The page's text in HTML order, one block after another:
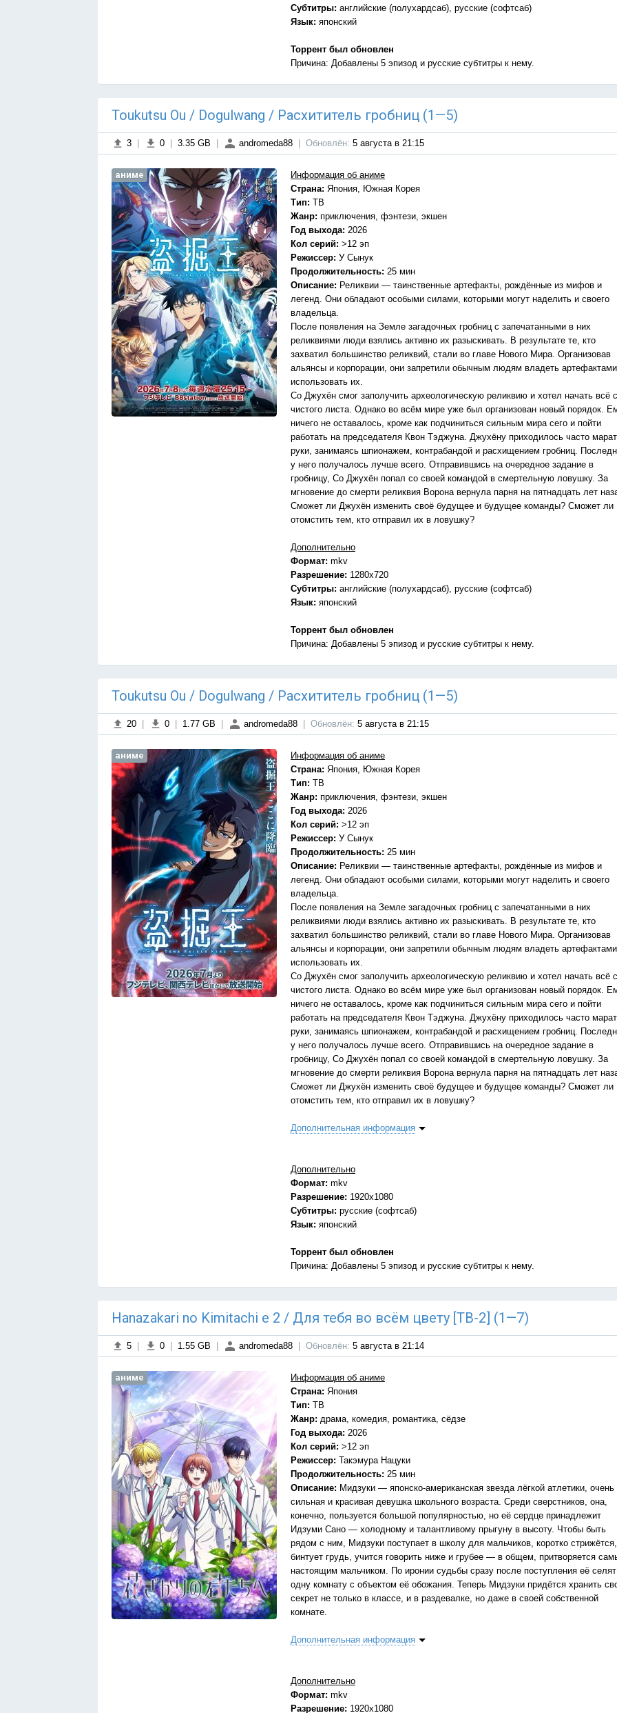
Субтитры: английские (полухардсаб), русские (софтсаб)
Язык: японский
Торрент был обновлен
Причина: Добавлены 5 эпизод и русские субтитры к нему.
Тоukutsu Оu / Dogulwang / Расхититель гробниц (1—5)
3 0 3.35 GB andromeda88 Обновлён: 5 августа в 21:15
аниме
Информация об аниме
Страна: Япония, Южная Корея
Тип: ТВ
Жанр: приключения, фэнтези, экшен
Год выхода: 2026
Кол серий: >12 эп
Режиссер: У Сынук
Продолжительность: 25 мин
Описание: Реликвии — таинственные артефакты, рождённые из мифов и
легенд. Они обладают особыми силами, которыми могут наделить и своего
владельца.
После появления на Земле загадочных гробниц с запечатанными в них
реликвиями люди взялись активно их разыскивать. В результате те, кто
захватил большинство реликвий, стали во главе Нового Мира. Организовав
альянсы и корпорации, они запретили обычным людям владеть
использовать их.
Со Джухён смог заполучить археологическую реликвию и хотел начать всё с
чистого листа. Однако во всём мире уже был организован новый порядок.
ничего не оставалось, кроме как подчиниться сильным мира сего и пойти
работать на председателя Квон Тэджуна. Джухёну приходилось часто
руки, занимаясь шпионажем, контрабандой и расхищением гробниц.
у него получалось лучше всего. Отправившись на очередное задание в
гробницу, Со Джухён попал со своей командой в смертельную ловушку. За
мгновение до смерти реликвия Ворона вернула парня на пятнадцать лет
Сможет ли Джухён изменить своё будущее и будущее команды? Сможет ли
отомстить тем, кто отправил их в ловушку?
Дополнительно
Формат: mkv
Разрешение: 1280x720
Субтитры: английские (полухардсаб), русские (софтсаб)
Язык: японский
Торрент был обновлен
Причина: Добавлены 5 эпизод и русские субтитры к нему.
Тоukutsu Оu / Dogulwang / Расхититель гробниц (1—5)
20 0 1.77 GB andromeda88 Обновлён: 5 августа в 21:15
аниме
Информация об аниме
Страна: Япония, Южная Корея
Тип: ТВ
Жанр: приключения, фэнтези, экшен
Год выхода: 2026
Кол серий: >12 эп
Режиссер: У Сынук
Продолжительность: 25 мин
Описание: Реликвии — таинственные артефакты, рождённые из мифов и
легенд. Они обладают особыми силами, которыми могут наделить и своего
владельца.
После появления на Земле загадочных гробниц с запечатанными в них
реликвиями люди взялись активно их разыскивать. В результате те, кто
захватил большинство реликвий, стали во главе Нового Мира. Организовав
альянсы и корпорации, они запретили обычным людям владеть
использовать их.
Со Джухён смог заполучить археологическую реликвию и хотел начать всё с
чистого листа. Однако во всём мире уже был организован новый порядок.
ничего не оставалось, кроме как подчиниться сильным мира сего и пойти
работать на председателя Квон Тэджуна. Джухёну приходилось часто
руки, занимаясь шпионажем, контрабандой и расхищением гробниц.
у него получалось лучше всего. Отправившись на очередное задание в
гробницу, Со Джухён попал со своей командой в смертельную ловушку. За
мгновение до смерти реликвия Ворона вернула парня на пятнадцать лет
Сможет ли Джухён изменить своё будущее и будущее команды? Сможет ли
отомстить тем, кто отправил их в ловушку?
Дополнительная информация
Дополнительно
Формат: mkv
Разрешение: 1920x1080
Субтитры: русские (софтсаб)
Язык: японский
Торрент был обновлен
Причина: Добавлены 5 эпизод и русские субтитры к нему.
Hanazakari no Kimitachi e 2 / Для тебя во всём цвету [ТВ-2] (1—7)
5 0 1.55 GB andromeda88 Обновлён: 5 августа в 21:14
аниме
Информация об аниме
Страна: Япония
Тип: ТВ
Жанр: драма, комедия, романтика, сёдзе
Год выхода: 2026
Кол серий: >12 эп
Режиссер: Такэмура Нацуки
Продолжительность: 25 мин
Описание: Мидзуки — японско-американская звезда лёгкой атлетики, очень
сильная и красивая девушка школьного возраста. Среди сверстников, она,
конечно, пользуется большой популярностью, но её сердце принадлежит
Идзуми Сано — холодному и талантливому прыгуну в высоту. Чтобы быть
рядом с ним, Мидзуки поступает в школу для мальчиков, коротко стрижётся,
бинтует грудь, учится говорить ниже и грубее — в общем, притворяется
настоящим мальчиком. По иронии судьбы сразу после поступления её
одну комнату с объектом её обожания. Теперь Мидзуки придётся хранить
секрет не только в классе, и в раздевалке, но даже в своей собственной
комнате.
Дополнительная информация
Дополнительно
Формат: mkv
Разрешение: 1920x1080